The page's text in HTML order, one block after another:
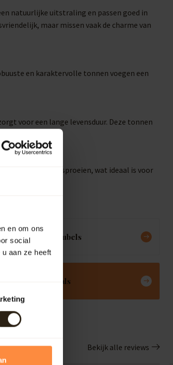
en om ons
social
aan ze heeft
natuurlijke uitstraling en passen goed in
maar missen vaak de charme van
en karaktervolle tonnen voegen een
voor een lange levensduur. Deze tonnen
de tuin te besproeien, wat ideaal is voor
Meubels
Deals
Bekijk alle reviews